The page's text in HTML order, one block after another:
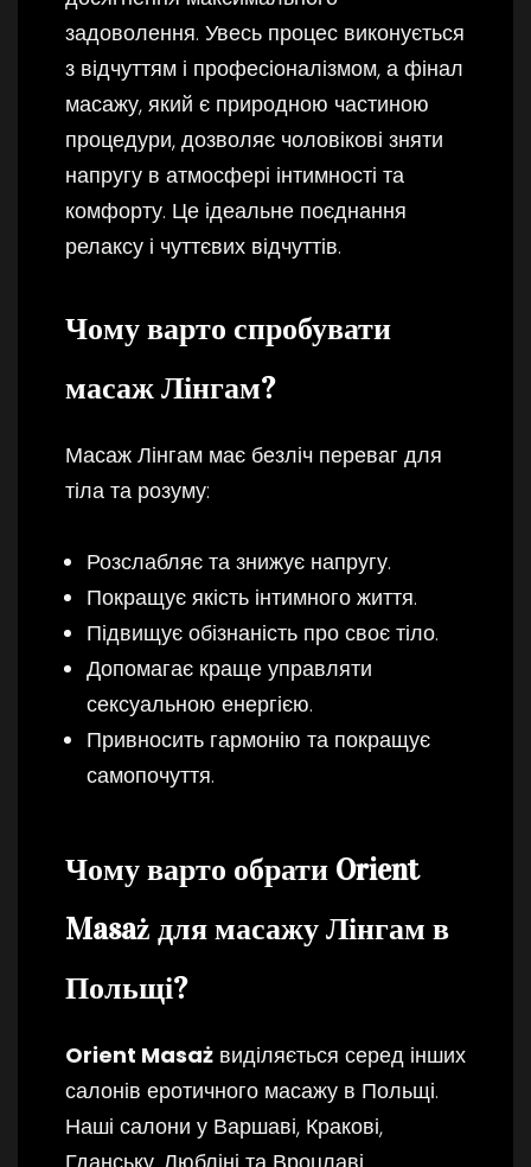
задоволення. Увесь процес виконується
з відчуттям і професіоналізмом, а фінал
масажу, який є природною частиною
процедури, дозволяє чоловікові зняти
напругу в атмосфері інтимності та
комфорту. Це ідеальне поєднання
релаксу і чуттєвих відчуттів.
Чому варто спробувати
масаж Лінгам?
Масаж Лінгам має безліч переваг для
тіла та розуму:
Розслабляє та знижує напругу.
Покращує якість інтимного життя.
Підвищує обізнаність про своє тіло.
Допомагає краще управляти
сексуальною енергією.
Привносить гармонію та покращує
самопочуття.
Чому варто обрати Orient
Masaż для масажу Лінгам в
Польщі?
Orient Masaż виділяється серед інших
салонів еротичного масажу в Польщі.
Наші салони у Варшаві, Кракові,